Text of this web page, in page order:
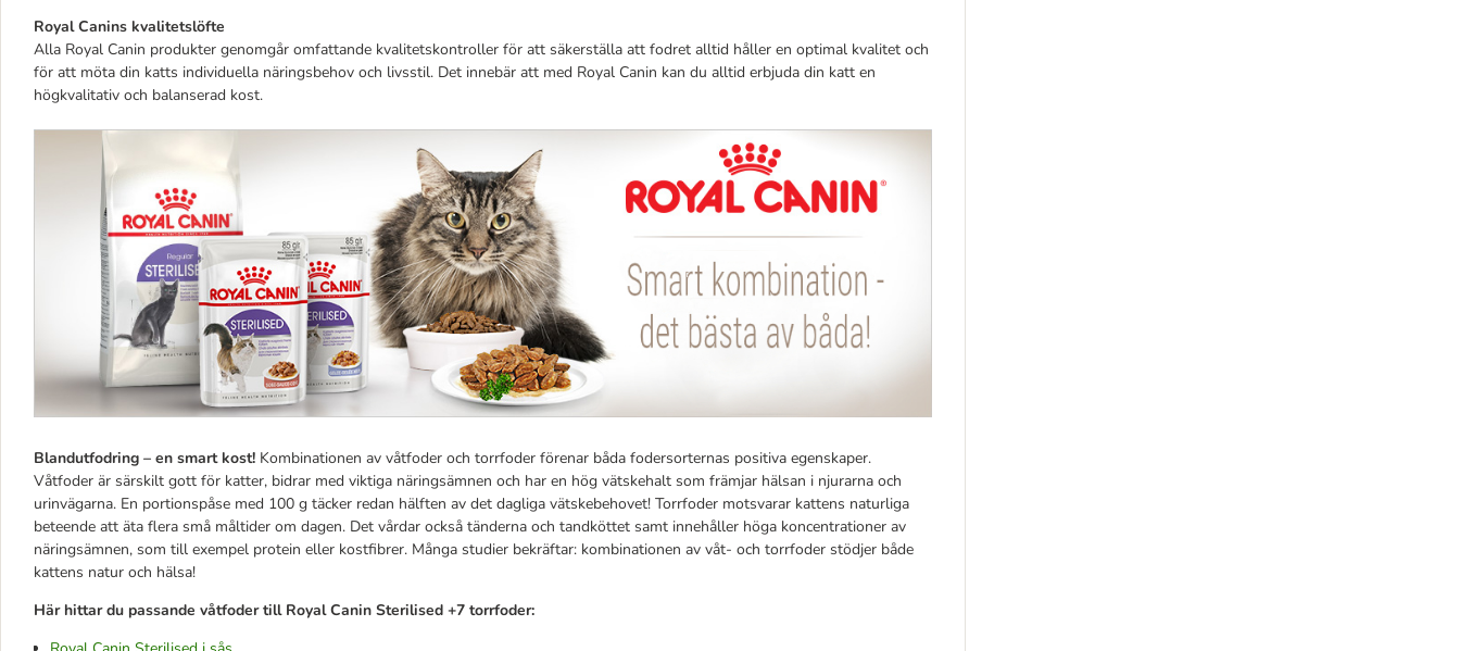
Royal Canins kvalitetslöfte
Alla Royal Canin produkter genomgår omfattande kvalitetskontroller för att säkerställa att fodret alltid håller en optimal kvalitet och
för att möta din katts individuella näringsbehov och livsstil. Det innebär att med Royal Canin kan du alltid erbjuda din katt en
högkvalitativ och balanserad kost.
Blandutfodring – en smart kost! Kombinationen av våtfoder och torrfoder förenar båda fodersorternas positiva egenskaper.
Våtfoder är särskilt gott för katter, bidrar med viktiga näringsämnen och har en hög vätskehalt som främjar hälsan i njurarna och
urinvägarna. En portionspåse med 100 g täcker redan hälften av det dagliga vätskebehovet! Torrfoder motsvarar kattens naturliga
beteende att äta flera små måltider om dagen. Det vårdar också tänderna och tandköttet samt innehåller höga koncentrationer av
näringsämnen, som till exempel protein eller kostfibrer. Många studier bekräftar: kombinationen av våt- och torrfoder stödjer både
kattens natur och hälsa!
Här hittar du passande våtfoder till Royal Canin Sterilised +7 torrfoder: